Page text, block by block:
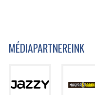
MÉDIAPARTNEREINK